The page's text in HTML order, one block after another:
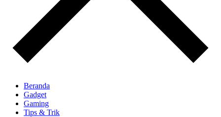
Beranda
Gadget
Gaming
Tips & Trik